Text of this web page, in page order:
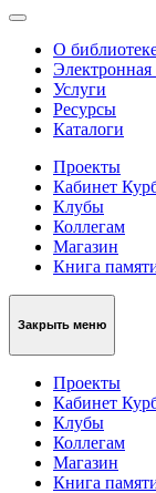
О
Электронная
Услуги
Ресурсы
Каталоги
Проекты
Кабинет
Клубы
Коллегам
Магазин
Книга
Закрыть меню
Проекты
Кабинет
Клубы
Коллегам
Магазин
Книга